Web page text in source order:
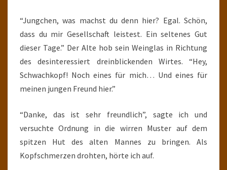
“Jungchen, was machst du denn hier? Egal. Schön,
dass du mir Gesellschaft leistest. Ein seltenes Gut
dieser Tage.” Der Alte hob sein Weinglas in Richtung
des desinteressiert dreinblickenden Wirtes. “Hey,
Schwachkopf! Noch eines für mich… Und eines für
meinen jungen Freund hier.”
“Danke, das ist sehr freundlich”, sagte ich und
versuchte Ordnung in die wirren Muster auf dem
spitzen Hut des alten Mannes zu bringen. Als
Kopfschmerzen drohten, hörte ich auf.